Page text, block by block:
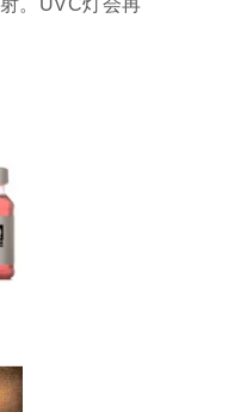
。UVC灯会再